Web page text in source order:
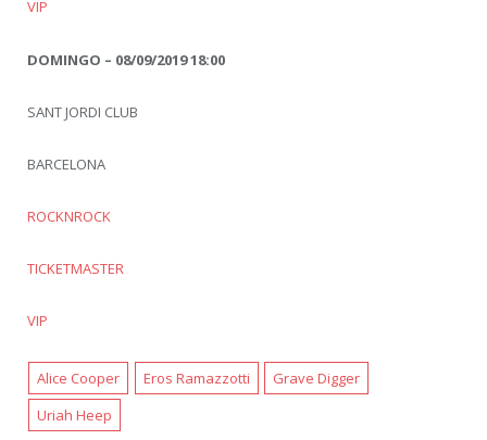
VIP
DOMINGO – 08/09/2019 18:00
SANT JORDI CLUB
BARCELONA
ROCKNROCK
TICKETMASTER
VIP
Alice Cooper Eros Ramazzotti
Grave Digger
Uriah Heep